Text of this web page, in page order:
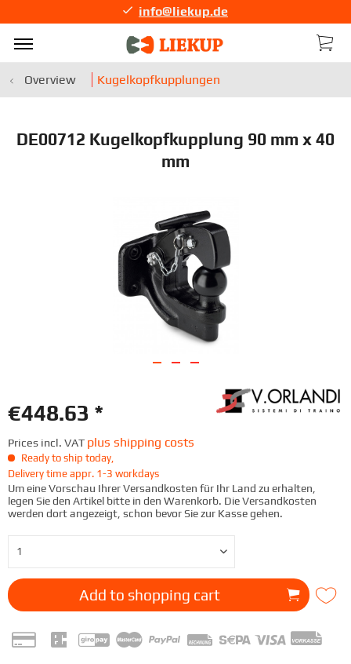
info@liekup.de
Overview Kugelkopfkupplungen
DE00712 Kugelkopfkupplung 90 mm x 40
mm
€448.63 *
Prices incl. VAT plus shipping costs
Ready to ship today,
Delivery time appr. 1-3 workdays
Um eine Vorschau Ihrer Versandkosten für Ihr Land zu erhalten,
legen Sie den Artikel bitte in den Warenkorb. Die Versandkosten
werden dort angezeigt, schon bevor Sie zur Kasse gehen.
Add to shopping cart